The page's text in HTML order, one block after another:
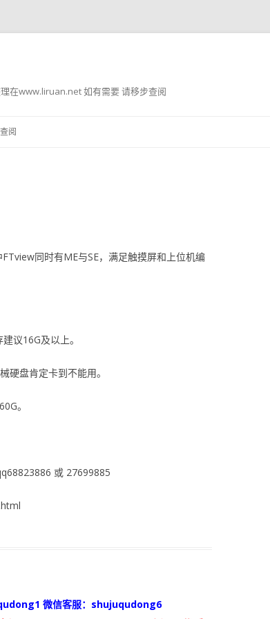
在www.liruan.net 如有需要 请移步查阅
阅
同时有ME与SE，满足触摸屏和上位机编
议16G及以上。
硬盘肯定卡到不能用。
。
或 27699885
微信客服：shujuqudong6